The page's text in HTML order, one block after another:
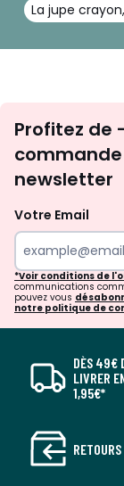
La jupe
Profitez de
newsletter
Votre Email
*Voir conditions de
communications
pouvez vous
notre politique de
DÈS 49€
LIVRER
1,95€*